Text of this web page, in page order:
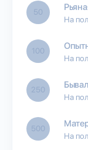
50
На
100
На
250
На
500
На